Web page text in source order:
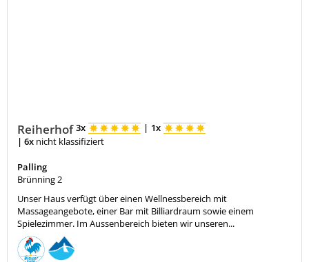
Reiherhof3x | 1x
| 6x nicht klassifiziert
Palling
Brünning 2
Unser Haus verfügt über einen Wellnessbereich mit
Massageangebote, einer Bar mit Billiardraum sowie einem
Spielezimmer. Im Aussenbereich bieten wir unseren...